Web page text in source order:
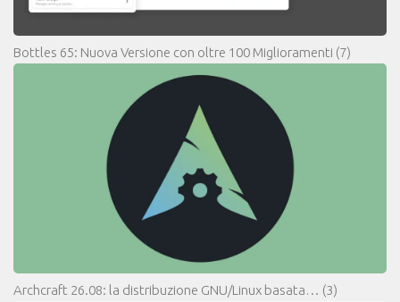
Bottles 65: Nuova Versione con oltre 100 Miglioramenti (7)
Archcraft 26.08: la distribuzione GNU/Linux basata… (3)